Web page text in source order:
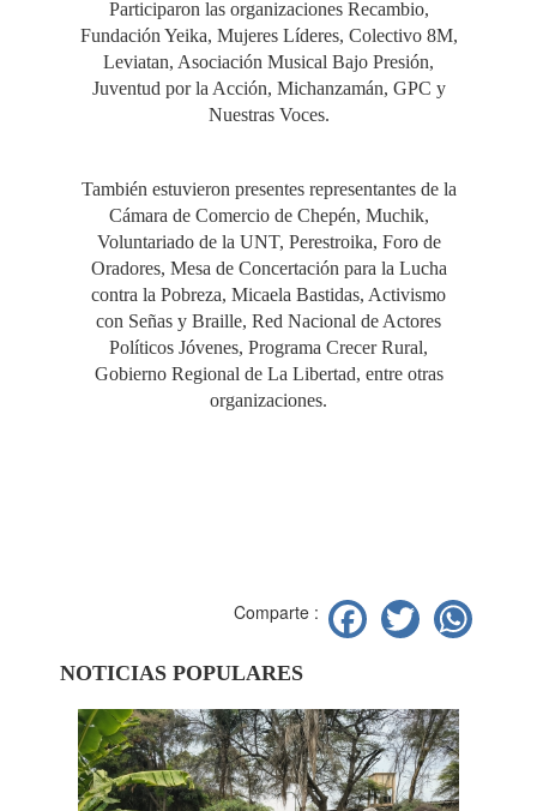
Participaron las organizaciones Recambio,
Fundación Yeika, Mujeres Líderes, Colectivo 8M,
Leviatan, Asociación Musical Bajo Presión,
Juventud por la Acción, Michanzamán, GPC y
Nuestras Voces.
También estuvieron presentes representantes de la
Cámara de Comercio de Chepén, Muchik,
Voluntariado de la UNT, Perestroika, Foro de
Oradores, Mesa de Concertación para la Lucha
contra la Pobreza, Micaela Bastidas, Activismo
con Señas y Braille, Red Nacional de Actores
Políticos Jóvenes, Programa Crecer Rural,
Gobierno Regional de La Libertad, entre otras
organizaciones.
Comparte : Facebook
Twitter
NOTICIAS POPULARES